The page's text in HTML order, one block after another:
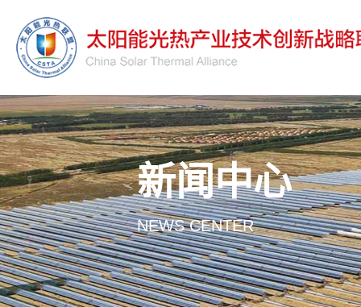
新闻中心
NEWS CENTER